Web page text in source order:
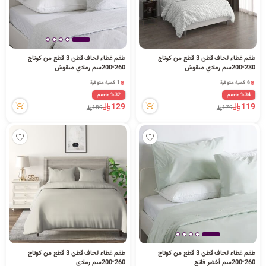
طقم غطاء لحاف قطن 3 قطع من كوتاج
230*200سم رمادي منقوش
6 كمية متوفرة
10 مشاهدة مؤخراً
6 كمية متوفرة
%34 خصم
119
179
طقم غطاء لحاف قطن 3 قطع من كوتاج
260*200سم رمادي منقوش
1 كمية متوفرة
7 مشاهدة مؤخراً
1 كمية متوفرة
%32 خصم
129
189
طقم غطاء لحاف قطن 3 قطع من كوتاج
260*200سم أخضر فاتح
طقم غطاء لحاف قطن 3 قطع من كوتاج
260*200سم رمادي